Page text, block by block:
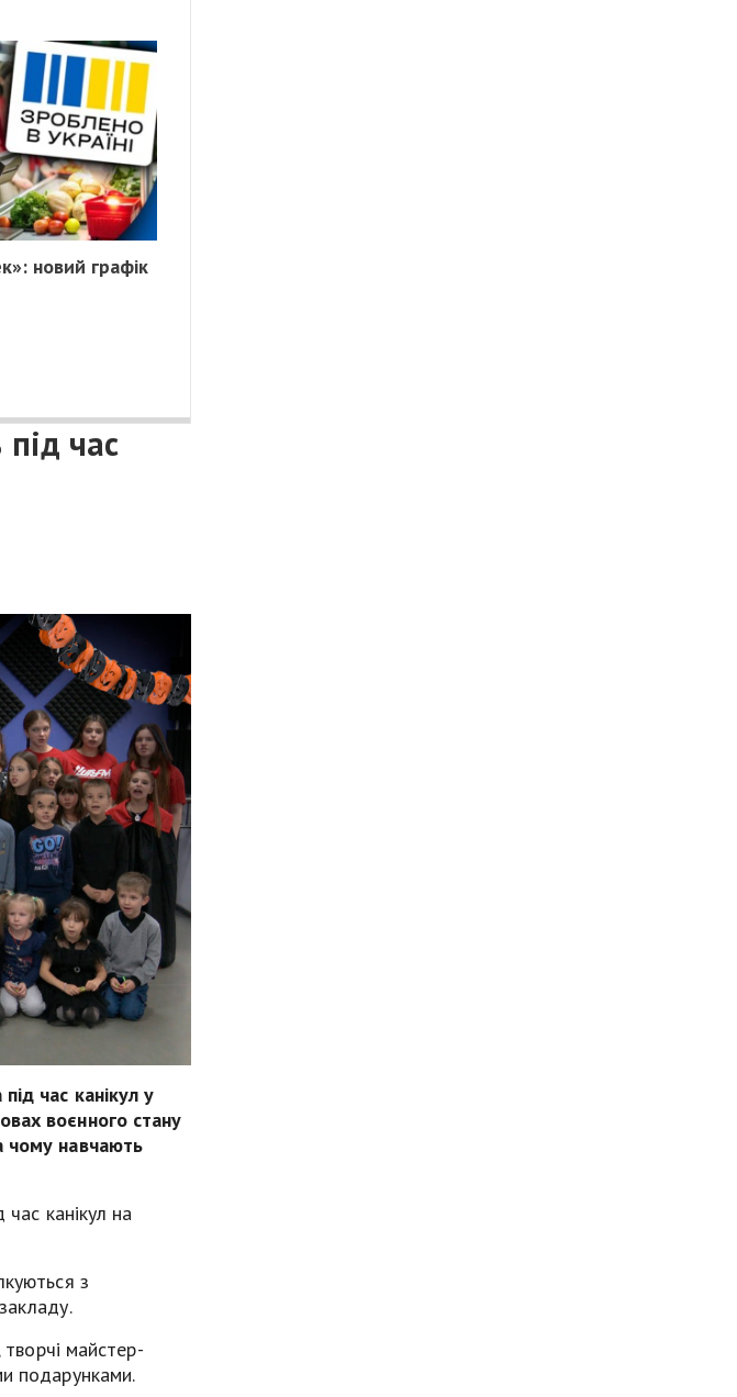
новий графік
час
час канікул у
воєнного стану
чому навчають
канікул на
з
майстер-
подарунками.